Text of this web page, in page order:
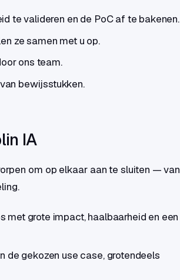
te valideren en de PoC af te bakenen.
ze samen met u op.
ons team.
bewijsstukken.
IA
om op elkaar aan te sluiten — van
grote impact, haalbaarheid en een
gekozen use case, grotendeels